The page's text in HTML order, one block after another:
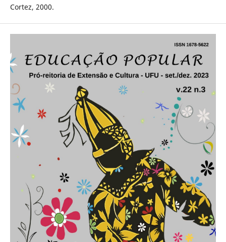
Cortez, 2000.